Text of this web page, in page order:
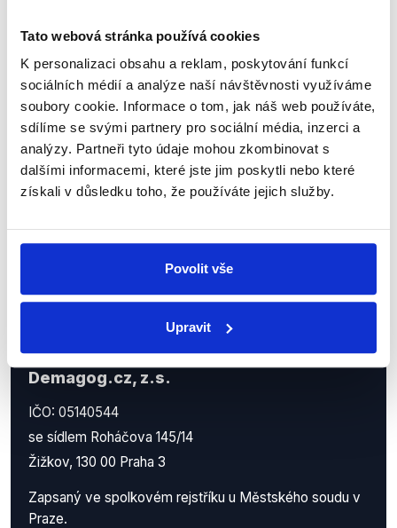
Tato webová stránka používá cookies
K personalizaci obsahu a reklam, poskytování funkcí
sociálních médií a analýze naší návštěvnosti využíváme
soubory cookie. Informace o tom, jak náš web používáte,
sdílíme se svými partnery pro sociální média, inzerci a
analýzy. Partneři tyto údaje mohou zkombinovat s
dalšími informacemi, které jste jim poskytli nebo které
získali v důsledku toho, že používáte jejich služby.
Povolit vše
Upravit
Sociální sítě
Nenechte si ujít nejnovější události
z Demagog.cz. Sdílením našich
příspěvků přátelům podpoříte naši
práci.
Demagog.cz, z.s.
IČO: 05140544
se sídlem Roháčova 145/14
Žižkov, 130 00 Praha 3
Zapsaný ve spolkovém rejstříku u Městského soudu v
Praze.